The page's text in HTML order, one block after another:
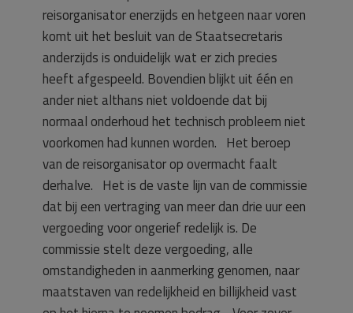
reisorganisator enerzijds en hetgeen naar voren
komt uit het besluit van de Staatsecretaris
anderzijds is onduidelijk wat er zich precies
heeft afgespeeld. Bovendien blijkt uit één en
ander niet althans niet voldoende dat bij
normaal onderhoud het technisch probleem niet
voorkomen had kunnen worden. Het beroep
van de reisorganisator op overmacht faalt
derhalve. Het is de vaste lijn van de commissie
dat bij een vertraging van meer dan drie uur een
vergoeding voor ongerief redelijk is. De
commissie stelt deze vergoeding, alle
omstandigheden in aanmerking genomen, naar
maatstaven van redelijkheid en billijkheid vast